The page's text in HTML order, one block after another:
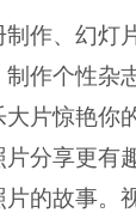
作、幻灯
作个性杂
片惊艳你
分享更有
的故事。